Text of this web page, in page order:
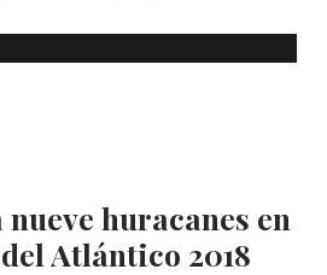
huracanes en
Atlántico 2018